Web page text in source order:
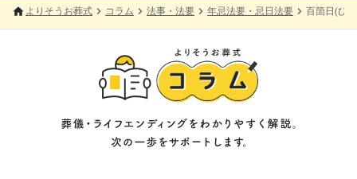
よりそうお葬式 コラム 法事・法要 年忌法要・忌日法要 百箇日(ひ